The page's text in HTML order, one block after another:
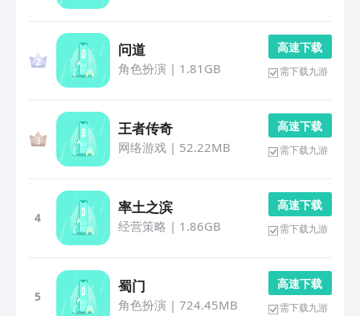
问道
角色扮演 | 1.81GB
高 速 下 载
需下载九游
王者传奇
网络游戏| 52.22MB
高 速 下 载
需下载九游
4
率土之滨
经营策略 | 1.86GB
高 速 下 载
需下载九游
5
蜀门
角色扮演 | 724.45MB
高 速 下 载
需下载九游